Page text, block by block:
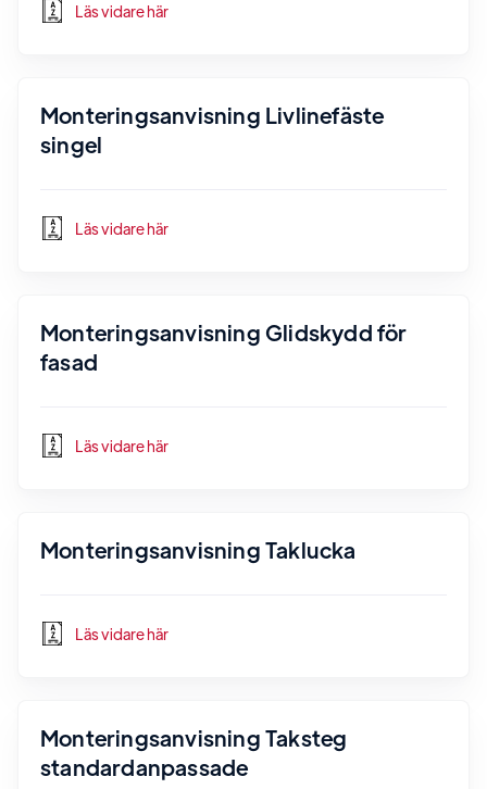
Läs vidare här
Monteringsanvisning Livlinefäste
singel
Läs vidare här
Monteringsanvisning Glidskydd för
fasad
Läs vidare här
Monteringsanvisning Taklucka
Läs vidare här
Monteringsanvisning Taksteg
standardanpassade